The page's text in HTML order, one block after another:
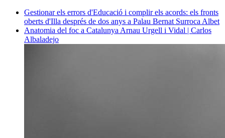
Gestionar els errors d'Educació i complir els acords: els fronts
oberts d'Illa després de dos anys a Palau Bernat Surroca Albet
Anatomia del foc a Catalunya Arnau Urgell i Vidal | Carlos
Albaladejo